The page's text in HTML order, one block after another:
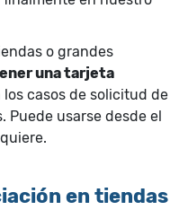
o grandes
una tarjeta
casos de solicitud de
usarse desde el
en tiendas